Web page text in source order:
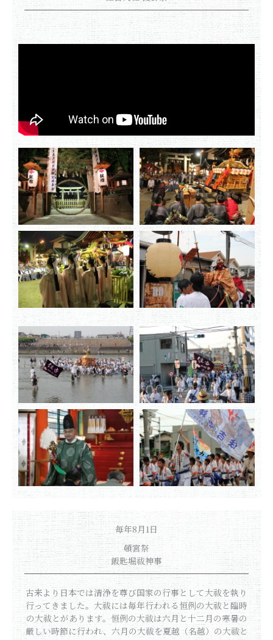
毎年8月1日
頓宮祭
飯匙堀祓神事
古来より日本では清浄を尊び国家の行事として大祓を執り
行ってきました。大祓には毎年行われる恒例の大祓と臨時
の大祓とがあります。恒例の大祓は六月と十二月の寒暑の
厳しい時節に行われ、六月の大祓を夏越（名越）の大祓と